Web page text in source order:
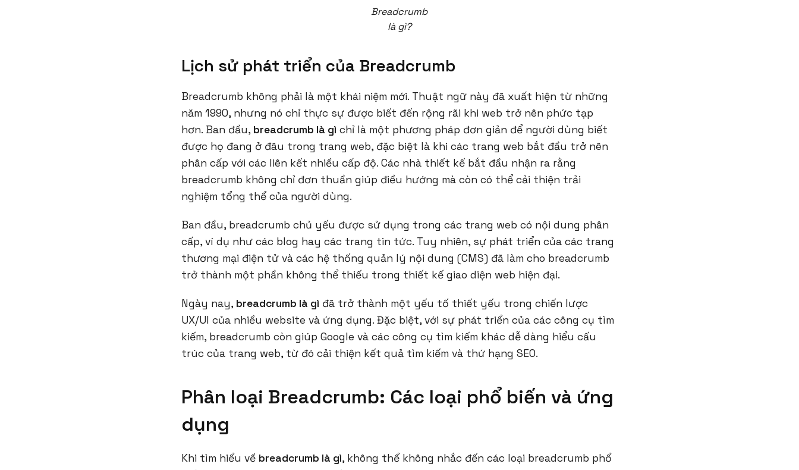
Breadcrumb
là gì?
Lịch sử phát triển của Breadcrumb
Breadcrumb không phải là một khái niệm mới. Thuật ngữ này đã xuất hiện từ những
năm 1990, nhưng nó chỉ thực sự được biết đến rộng rãi khi web trở nên phức tạp
hơn. Ban đầu, breadcrumb là gì chỉ là một phương pháp đơn giản để người dùng biết
được họ đang ở đâu trong trang web, đặc biệt là khi các trang web bắt đầu trở nên
phân cấp với các liên kết nhiều cấp độ. Các nhà thiết kế bắt đầu nhận ra rằng
breadcrumb không chỉ đơn thuần giúp điều hướng mà còn có thể cải thiện trải
nghiệm tổng thể của người dùng.
Ban đầu, breadcrumb chủ yếu được sử dụng trong các trang web có nội dung phân
cấp, ví dụ như các blog hay các trang tin tức. Tuy nhiên, sự phát triển của các trang
thương mại điện tử và các hệ thống quản lý nội dung (CMS) đã làm cho breadcrumb
trở thành một phần không thể thiếu trong thiết kế giao diện web hiện đại.
Ngày nay, breadcrumb là gì đã trở thành một yếu tố thiết yếu trong chiến lược
UX/UI của nhiều website và ứng dụng. Đặc biệt, với sự phát triển của các công cụ tìm
kiếm, breadcrumb còn giúp Google và các công cụ tìm kiếm khác dễ dàng hiểu cấu
trúc của trang web, từ đó cải thiện kết quả tìm kiếm và thứ hạng SEO.
Phân loại Breadcrumb: Các loại phổ biến và ứng
dụng
Khi tìm hiểu về breadcrumb là gì, không thể không nhắc đến các loại breadcrumb phổ